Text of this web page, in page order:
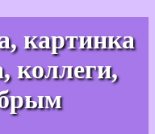
картинка
коллеги,